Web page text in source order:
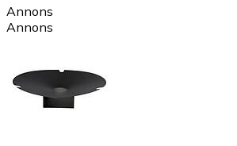
Annons
Annons